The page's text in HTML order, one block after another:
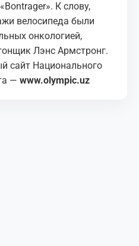
К слову,
велосипеда были
онкологией,
Лэнс Армстронг.
сайт Национального
— www.olympic.uz